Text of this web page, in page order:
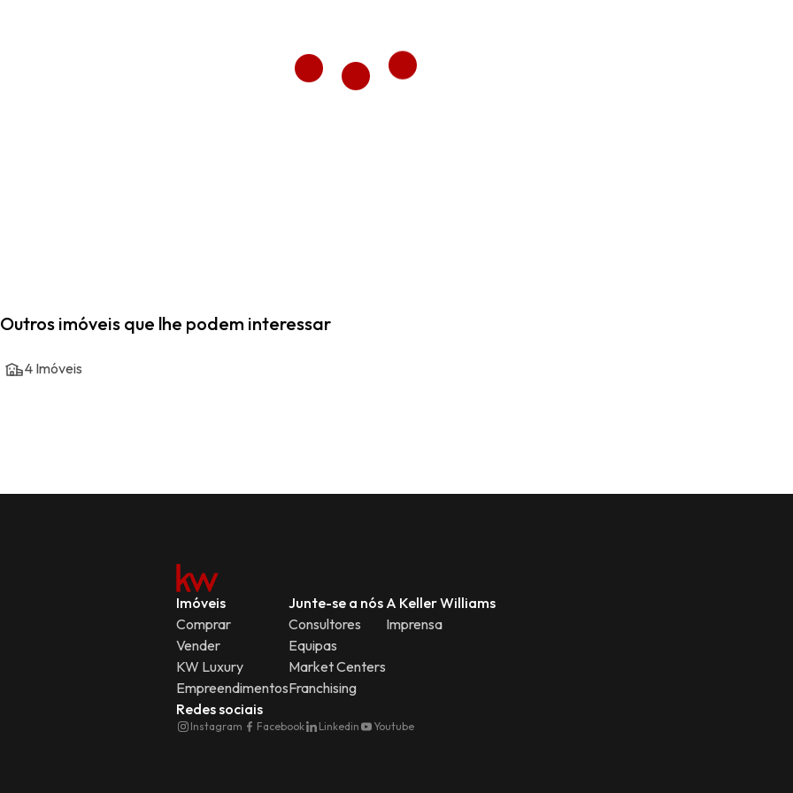
Outros imóveis que lhe podem interessar
4 Imóveis
Imóveis
Comprar
Vender
KW Luxury
Empreendimentos
Junte-se a nós
Consultores
Equipas
Market Centers
Franchising
A Keller Williams
Imprensa
Redes sociais
Instagram Facebook Linkedin Youtube